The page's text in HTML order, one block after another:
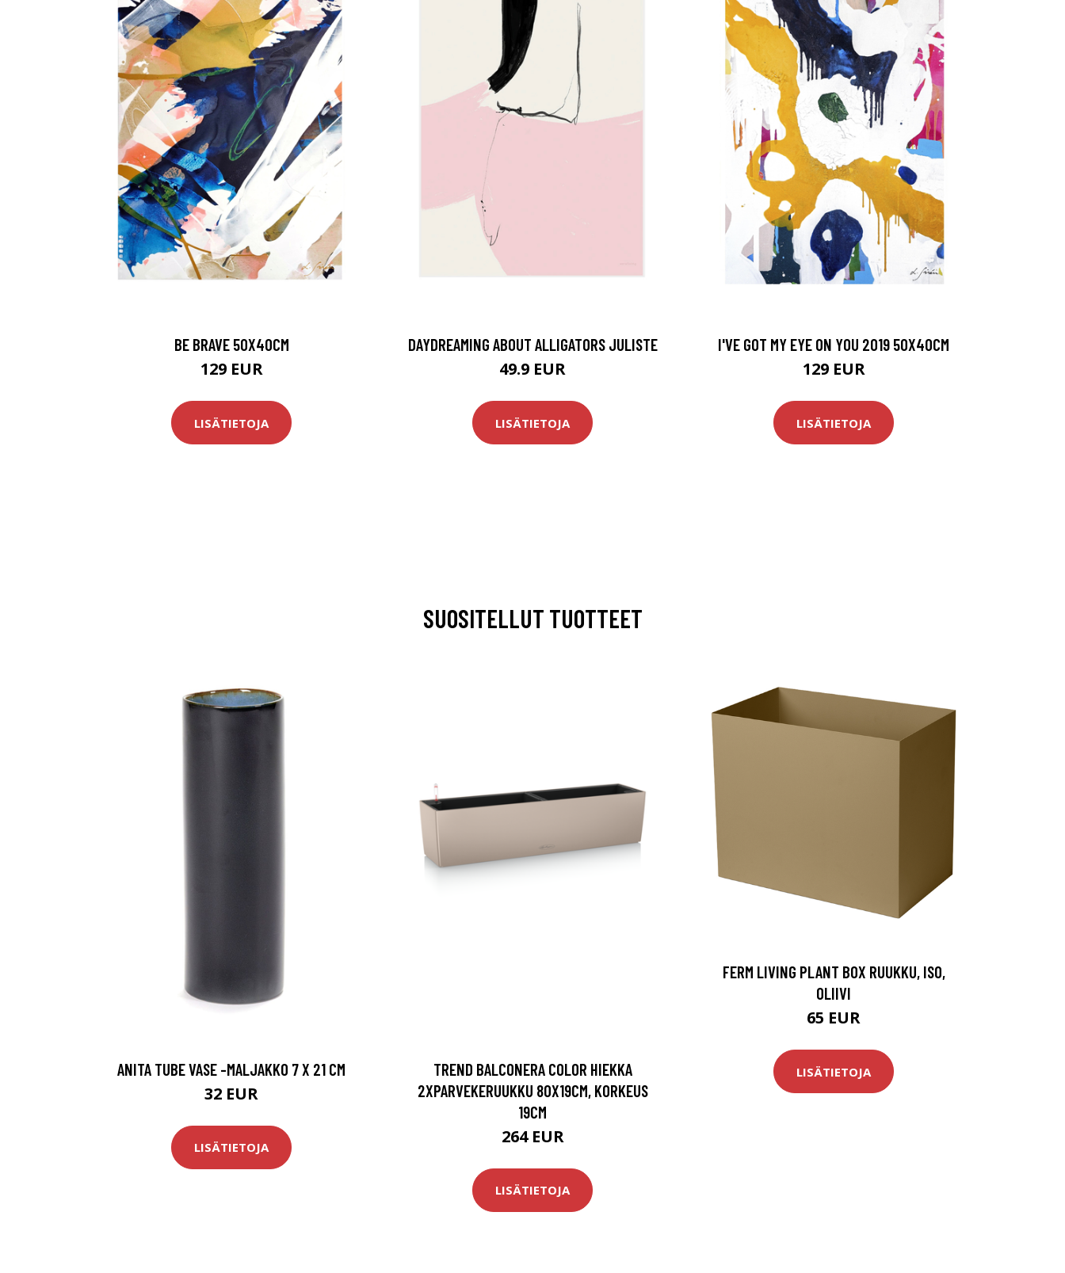
BE BRAVE 50X40CM
129 EUR
LISÄTIETOJA
DAYDREAMING ABOUT ALLIGATORS JULISTE
49.9 EUR
LISÄTIETOJA
I'VE GOT MY EYE ON YOU 2019 50X40CM
129 EUR
LISÄTIETOJA
SUOSITELLUT TUOTTEET
ANITA TUBE VASE -MALJAKKO 7 X 21 CM
32 EUR
LISÄTIETOJA
TREND BALCONERA COLOR HIEKKA
2XPARVEKERUUKKU 80X19CM, KORKEUS
19CM
264 EUR
LISÄTIETOJA
FERM LIVING PLANT BOX RUUKKU, ISO,
OLIIVI
65 EUR
LISÄTIETOJA